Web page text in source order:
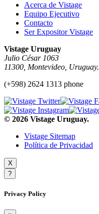
Acerca de Vistage
Equipo Ejecutivo
Contacto
Ser Expositor Vistage
Vistage Uruguay
Julio César 1063
11300, Montevideo, Uruguay.
(+598) 2624 1313 phone
© 2026 Vistage Uruguay.
Vistage Sitemap
Política de Privacidad
X
?
Privacy Policy